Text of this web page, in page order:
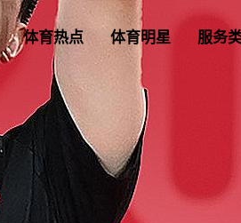
体育热点 体育明星 服务